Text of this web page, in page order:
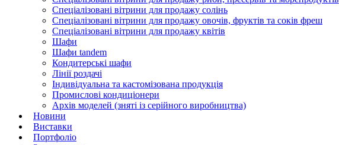
Спеціалізовані вітрини для продажу солінь
Спеціалізовані вітрини для продажу овочів, фруктів та соків фреш
Спеціалізовані вітрини для продажу квітів
Шафи
Шафи tandem
Кондитерські шафи
Лінії роздачі
Індивідуальна та кастомізована продукція
Промислові кондиціонери
Архів моделей (зняті із серійного виробництва)
Новини
Виставки
Портфоліо